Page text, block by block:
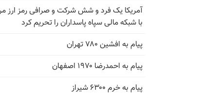
آمریکا یک فرد و شش شرکت و صرافی رمز ارز
با شبکه مالی سپاه پاسداران را تحریم کرد
پیام به افشین ۷۸۰ تهران
پیام به احمدرضا ۱۹۷۰ اصفهان
پیام به خرم ۶۳۰۰ شیراز